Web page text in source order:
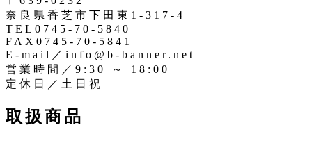
奈良県香芝市下田東1-317-4
TEL0745-70-5840
FAX0745-70-5841
E-mail／info@b-banner.net
営業時間／9:30 ～ 18:00
定休日／土日祝
取扱商品